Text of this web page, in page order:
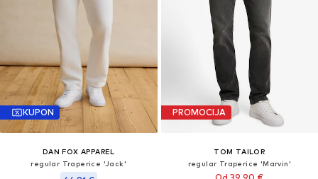
KUPON
DAN FOX APPAREL
regular Traperice 'Jack'
PROMOCIJA
TOM TAILOR
regular Traperice 'Marvin'